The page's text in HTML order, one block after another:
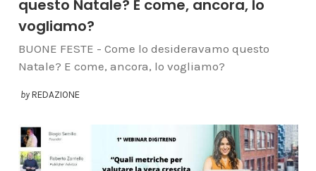
questo Natale? E come, ancora, lo
vogliamo?
BUONE FESTE - Come lo desideravamo questo
Natale? E come, ancora, lo vogliamo?
by REDAZIONE